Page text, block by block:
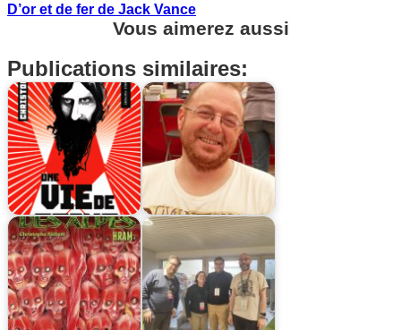
D’or et de fer de Jack Vance
Vous aimerez aussi
Publications similaires: